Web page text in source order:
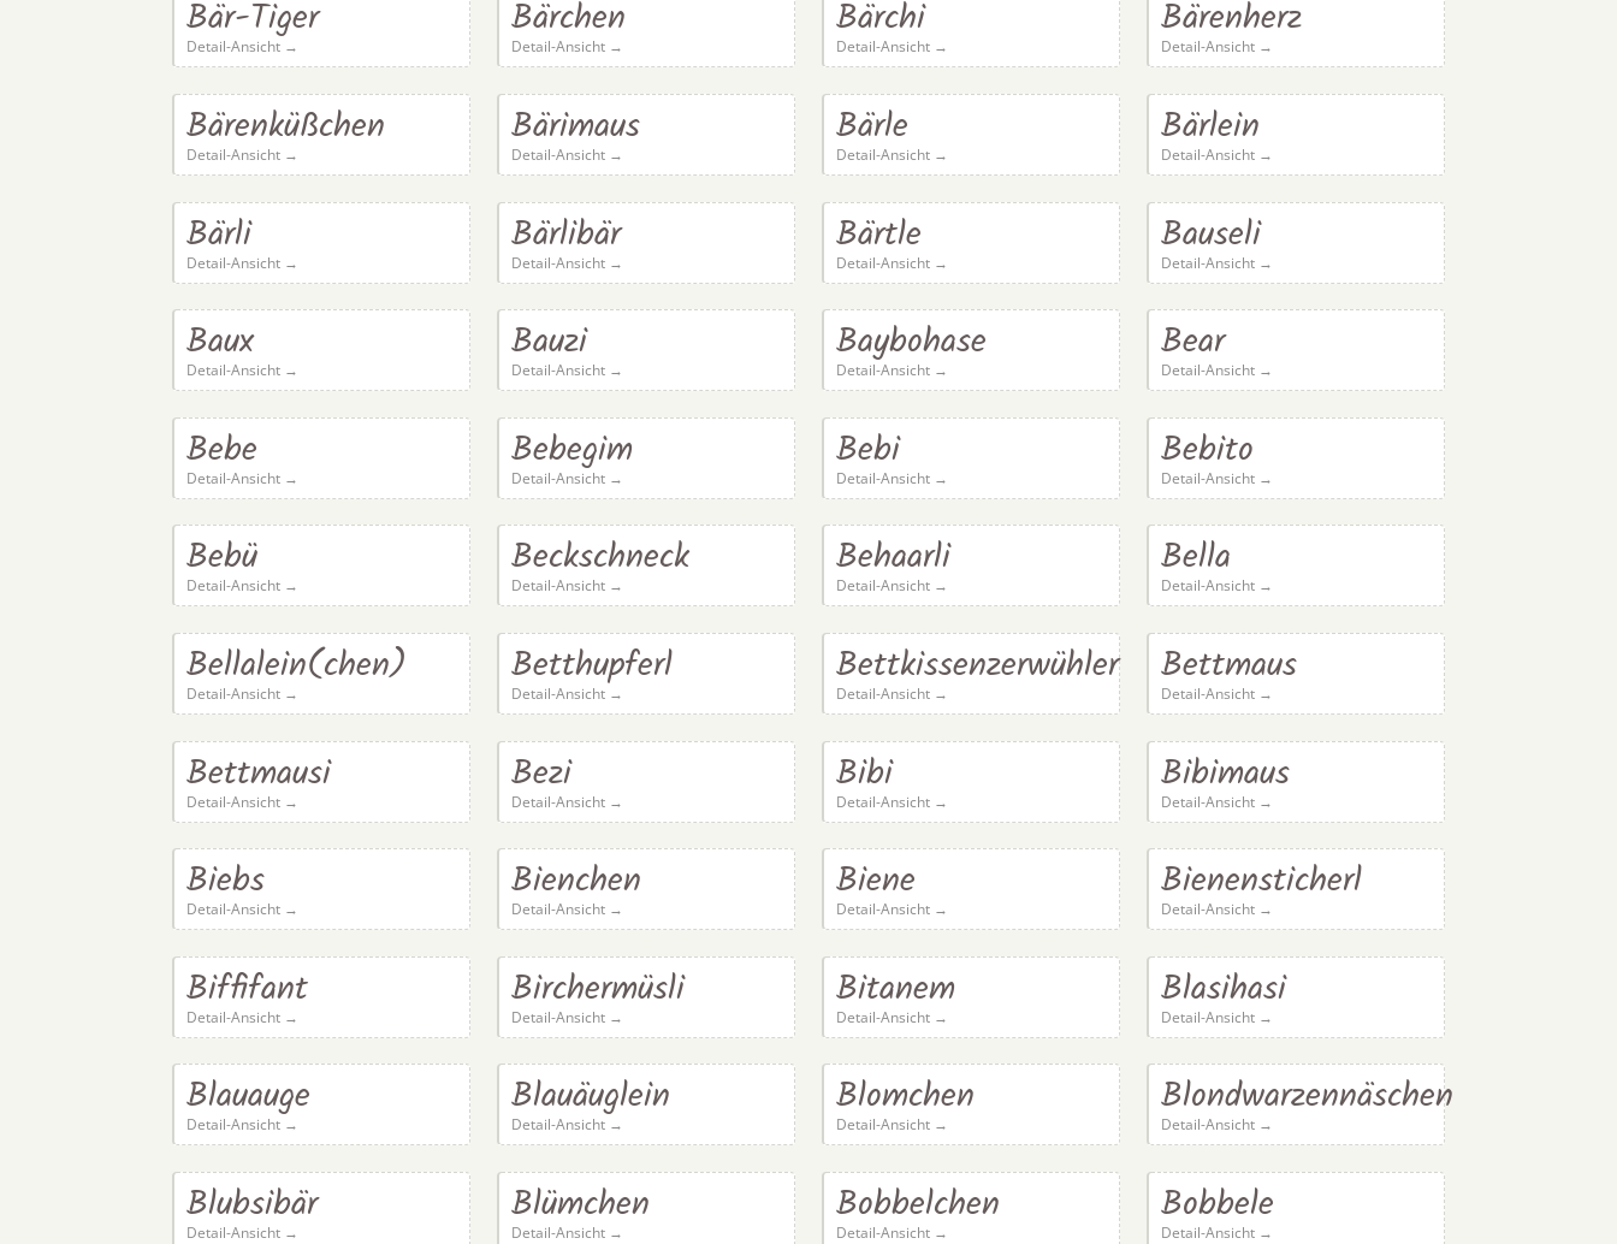
Bär-Tiger
Detail-Ansicht →
Bärchen
Detail-Ansicht →
Bärchi
Detail-Ansicht →
Bärenherz
Detail-Ansicht →
Bärenküßchen
Detail-Ansicht →
Bärimaus
Detail-Ansicht →
Bärle
Detail-Ansicht →
Bärlein
Detail-Ansicht →
Bärli
Detail-Ansicht →
Bärlibär
Detail-Ansicht →
Bärtle
Detail-Ansicht →
Bauseli
Detail-Ansicht →
Baux
Detail-Ansicht →
Bauzi
Detail-Ansicht →
Baybohase
Detail-Ansicht →
Bear
Detail-Ansicht →
Bebe
Detail-Ansicht →
Bebegim
Detail-Ansicht →
Bebi
Detail-Ansicht →
Bebito
Detail-Ansicht →
Bebü
Detail-Ansicht →
Beckschneck
Detail-Ansicht →
Behaarli
Detail-Ansicht →
Bella
Detail-Ansicht →
Bellalein(chen)
Detail-Ansicht →
Betthupferl
Detail-Ansicht →
Bettkissenzerwühler
Detail-Ansicht →
Bettmaus
Detail-Ansicht →
Bettmausi
Detail-Ansicht →
Bezi
Detail-Ansicht →
Bibi
Detail-Ansicht →
Bibimaus
Detail-Ansicht →
Biebs
Detail-Ansicht →
Bienchen
Detail-Ansicht →
Biene
Detail-Ansicht →
Bienensticherl
Detail-Ansicht →
Biffifant
Detail-Ansicht →
Birchermüsli
Detail-Ansicht →
Bitanem
Detail-Ansicht →
Blasihasi
Detail-Ansicht →
Blauauge
Detail-Ansicht →
Blauäuglein
Detail-Ansicht →
Blomchen
Detail-Ansicht →
Blondwarzennäschen
Detail-Ansicht →
Blubsibär
Detail-Ansicht →
Blümchen
Detail-Ansicht →
Bobbelchen
Detail-Ansicht →
Bobbele
Detail-Ansicht →